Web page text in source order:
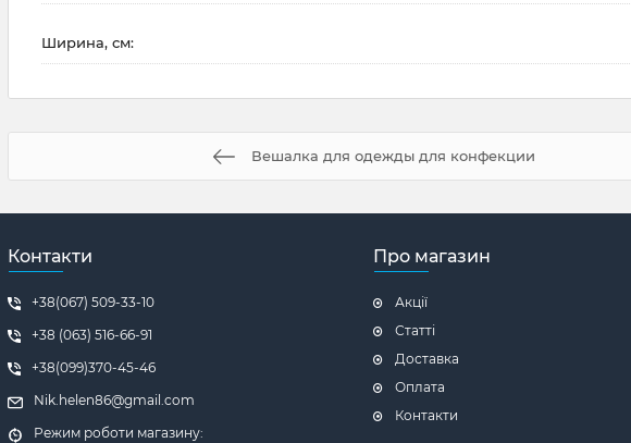
Ширина, см:
Вешалка для одежды для конфекции
Контакти
+38(067) 509-33-10
+38 (063) 516-66-91
+38(099)370-45-46
Nik.helen86@gmail.com
Режим роботи магазину:
Про магазин
Акції
Статті
Доставка
Оплата
Контакти